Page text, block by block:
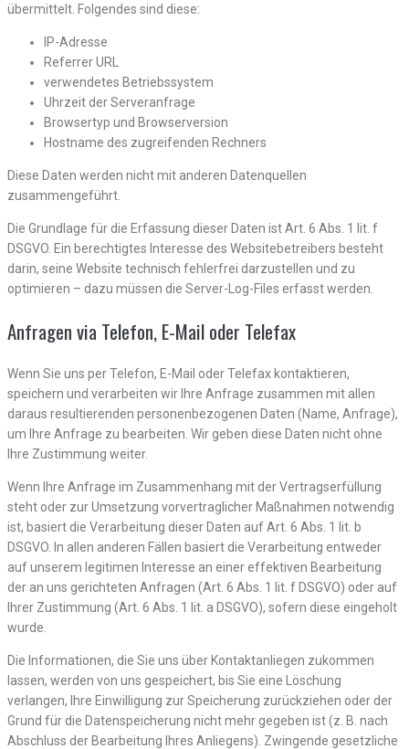
übermittelt. Folgendes sind diese:
IP-Adresse
Referrer URL
verwendetes Betriebssystem
Uhrzeit der Serveranfrage
Browsertyp und Browserversion
Hostname des zugreifenden Rechners
Diese Daten werden nicht mit anderen Datenquellen
zusammengeführt.
Die Grundlage für die Erfassung dieser Daten ist Art. 6 Abs. 1 lit. f
DSGVO. Ein berechtigtes Interesse des Websitebetreibers besteht
darin, seine Website technisch fehlerfrei darzustellen und zu
optimieren – dazu müssen die Server-Log-Files erfasst werden.
Anfragen via Telefon, E-Mail oder Telefax
Wenn Sie uns per Telefon, E-Mail oder Telefax kontaktieren,
speichern und verarbeiten wir Ihre Anfrage zusammen mit allen
daraus resultierenden personenbezogenen Daten (Name, Anfrage),
um Ihre Anfrage zu bearbeiten. Wir geben diese Daten nicht ohne
Ihre Zustimmung weiter.
Wenn Ihre Anfrage im Zusammenhang mit der Vertragserfüllung
steht oder zur Umsetzung vorvertraglicher Maßnahmen notwendig
ist, basiert die Verarbeitung dieser Daten auf Art. 6 Abs. 1 lit. b
DSGVO. In allen anderen Fällen basiert die Verarbeitung entweder
auf unserem legitimen Interesse an einer effektiven Bearbeitung
der an uns gerichteten Anfragen (Art. 6 Abs. 1 lit. f DSGVO) oder auf
Ihrer Zustimmung (Art. 6 Abs. 1 lit. a DSGVO), sofern diese eingeholt
wurde.
Die Informationen, die Sie uns über Kontaktanliegen zukommen
lassen, werden von uns gespeichert, bis Sie eine Löschung
verlangen, Ihre Einwilligung zur Speicherung zurückziehen oder der
Grund für die Datenspeicherung nicht mehr gegeben ist (z. B. nach
Abschluss der Bearbeitung Ihres Anliegens). Zwingende gesetzliche